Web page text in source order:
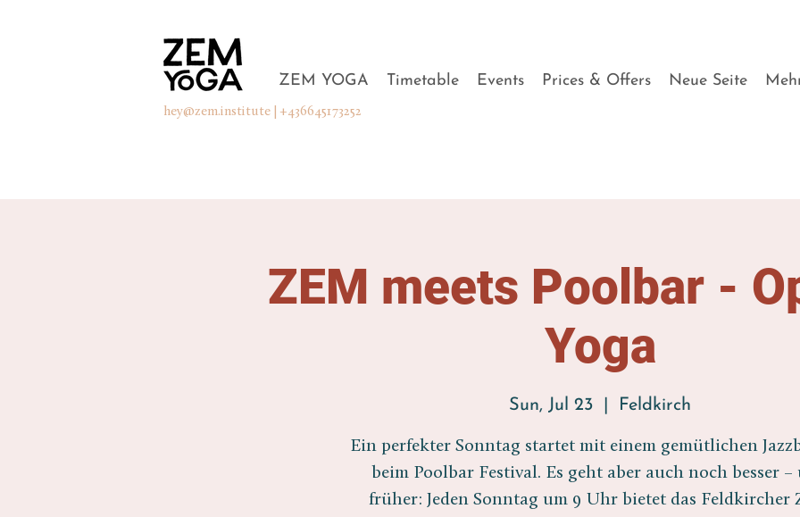
ZEM YOGA Timetable Events Prices & Offers Neue Seite
hey@zem.institute | +436645173252
ZEM meets Poolbar -
Yoga
Sun, Jul 23 Feldkirch
Ein perfekter Sonntag startet mit einem gemütlichen
beim Poolbar Festival. Es geht aber auch noch besser –
früher: Jeden Sonntag um 9 Uhr bietet das Feldkircher